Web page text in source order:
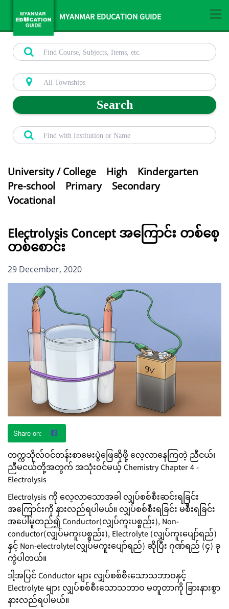
MYANMAR EDUCATION GUIDE
Search
University / College High
Kindergarten
Pre-school
Primary
Secondary
Vocational
Electrolysis Concept အကြောင်း တစ်စေ့
တစ်စောင်း
29 December, 2020
တက္ကသိုလ်ဝင်တန်းစာမေးပွဲဖြေဆိုဖို့ လေ့လာနေကြတဲ့ ညီငယ်၊
ညီမငယ်တို့အတွက် အသုံးဝင်မယ့် Chemistry Chapter 4 -
Electrolysis
Electrolysis ကို လေ့လာသောအခါ လျှပ်စစ်စီးဆင်းရခြင်း
အကြောင်းကို နားလည်ရပါမယ်။ လျှပ်စစ်စီးရခြင်း မစီးရခြင်း
အပေါ်မူတည်၍ Conductor(လျှပ်ကူးပစ္စည်း), Non-
conductor(လျှပ်မကူးပစ္စည်း), Electrolyte (လျှပ်ကူးပျော်ရည်)
နှင့် Non-electrolyte(လျှပ်မကူးပျော်ရည်) ဆိုပြီး ဂုဏ်ရည် (၄) ခု
ကွဲပါတယ်။
ဒါ့အပြင် Conductor များ လျှပ်စစ်စီးသောသဘာဝနှင့်
Electrolyte များ လျှပ်စစ်စီးသောသဘာဝ မတူတာကို ခြားနားစွာ
နားလည်ရပါမယ်။